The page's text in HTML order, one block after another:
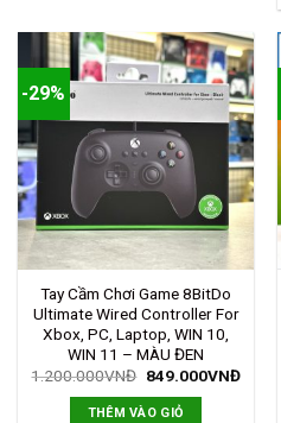
-29%
Tay Cầm Chơi Game 8BitDo
Ultimate Wired Controller For
Xbox, PC, Laptop, WIN 10,
WIN 11 – MÀU ĐEN
1.200.000VNĐ 849.000VNĐ
THÊM VÀO GIỎ